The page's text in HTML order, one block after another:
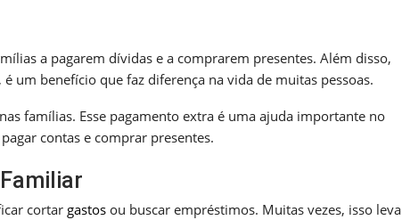
a pagarem dívidas e a comprarem presentes. Além disso,
um benefício que faz diferença na vida de muitas pessoas.
famílias. Esse pagamento extra é uma ajuda importante no
contas e comprar presentes.
cortar gastos ou buscar empréstimos. Muitas vezes, isso leva